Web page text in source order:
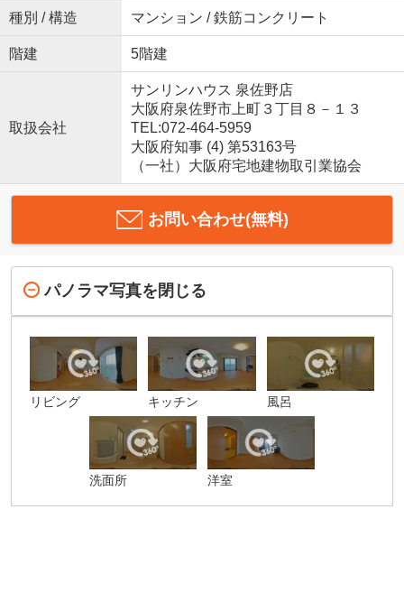
種別 / 構造 マンション / 鉄筋コンクリート
階建 5階建
取扱会社
サンリンハウス 泉佐野店
大阪府泉佐野市上町３丁目８－１３
TEL:072-464-5959
大阪府知事 (4) 第53163号
（一社）大阪府宅地建物取引業協会
お問い合わせ(無料)
パノラマ写真を閉じる
リビング キッチン 風呂
洗面所 洋室